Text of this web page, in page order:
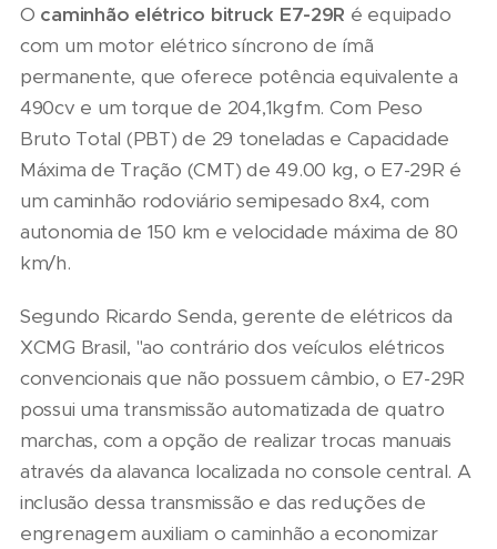
O caminhão elétrico bitruck E7-29R é equipado
com um motor elétrico síncrono de ímã
permanente, que oferece potência equivalente a
490cv e um torque de 204,1kgfm. Com Peso
Bruto Total (PBT) de 29 toneladas e Capacidade
Máxima de Tração (CMT) de 49.00 kg, o E7-29R é
um caminhão rodoviário semipesado 8x4, com
autonomia de 150 km e velocidade máxima de 80
km/h.
Segundo Ricardo Senda, gerente de elétricos da
XCMG Brasil, "ao contrário dos veículos elétricos
convencionais que não possuem câmbio, o E7-29R
possui uma transmissão automatizada de quatro
marchas, com a opção de realizar trocas manuais
através da alavanca localizada no console central. A
inclusão dessa transmissão e das reduções de
engrenagem auxiliam o caminhão a economizar